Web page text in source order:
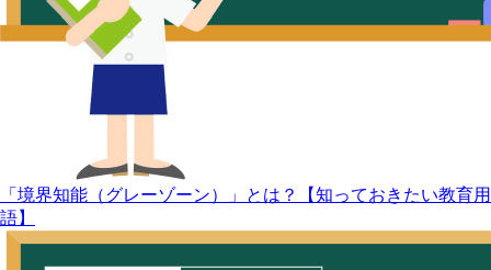
「境界知能（グレーゾーン）」とは？【知っておきたい教育用
語】